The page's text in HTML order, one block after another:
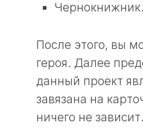
Чернокнижник.
После этого, вы
героя. Далее
данный проект
завязана на
ничего не